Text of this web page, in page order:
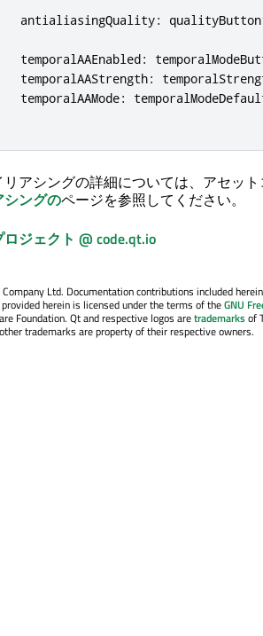
antialiasingQuality:
temporalAAEnabled:
temporalAAStrength:
temporalAAMode:
リアシングの詳細については、アセッ
ングのページを参照してください。
ジェクト @ code.qt.io
Ltd. Documentation contributions included
herein is licensed under the terms of theGNU
Foundation. Qt and respective logos aretrademarksof
trademarks are property of their respective owners.